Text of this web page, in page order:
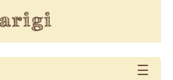
☰